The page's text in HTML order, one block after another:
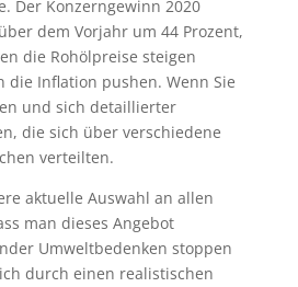
Der Konzerngewinn 2020
dem Vorjahr um 44 Prozent,
die Rohölpreise steigen
die Inflation pushen. Wenn Sie
und sich detaillierter
die sich über verschiedene
verteilten.
aktuelle Auswahl an allen
man dieses Angebot
Umweltbedenken stoppen
durch einen realistischen